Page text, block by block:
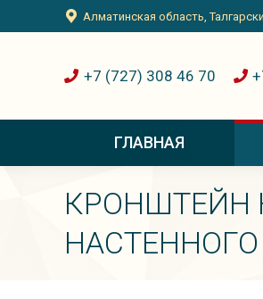
Алматинская область,
+7 (727) 308 46 70
ГЛАВНАЯ
КРОНШТЕЙН
Алматинская область,